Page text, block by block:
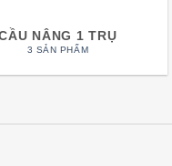
NÂNG 1 TRỤ
3 SẢN PHẨM